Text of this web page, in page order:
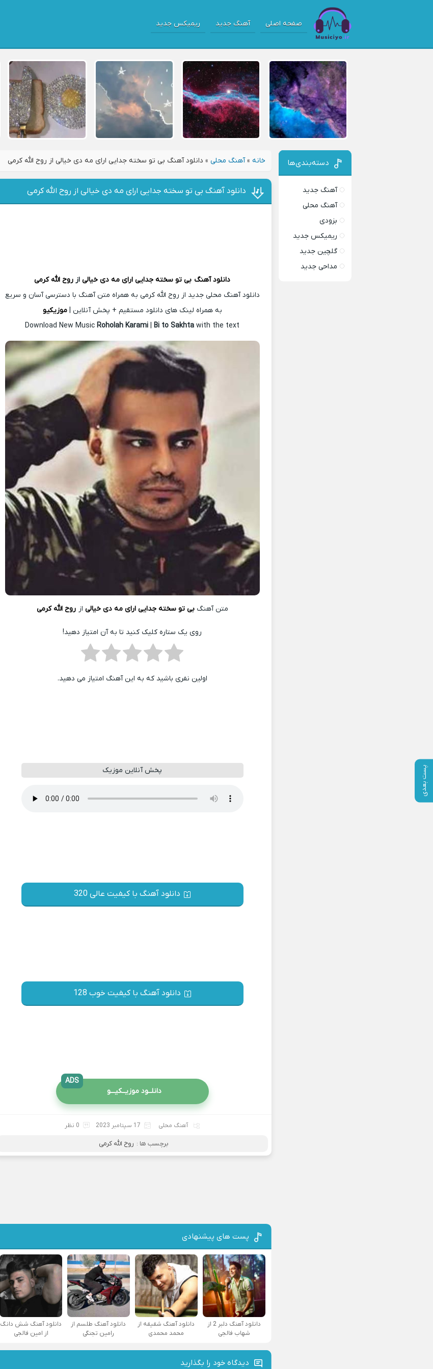
صفحه اصلی آهنگ جدید ریمیکس جدید
خانه »آهنگ محلی » دانلود آهنگ بی تو سخته جدایی ارای مه دی خیالی از روح الله کرمی
پست بعدی
دانلود آهنگ بی تو سخته جدایی ارای مه دی خیالی از روح الله کرمی
دانلود آهنگ بی تو سخته جدایی ارای مه دی خیالی از روح الله کرمی
دانلود آهنگ محلی جدید از روح الله کرمی به همراه متن آهنگ با دسترسی آسان و سریع
به همراه لینک های دانلود مستقیم + پخش آنلاین |موزیکیو
Download New MusicRoholah Karami |Bi to Sakhtawith the text
متن آهنگبی تو سخته جدایی ارای مه دی خیالی از روح الله کرمی
روی یک ستاره کلیک کنید تا به آن امتیاز دهید!
اولین نفری باشید که به این آهنگ امتیاز می دهید.
پخش آنلاین موزیک
دانلود آهنگ با کیفیت عالی 320
دانلود آهنگ با کیفیت خوب 128
دانلــود موزیــکیـــو
ADS
آهنگ محلی 17 سپتامبر 2023 0 نظر
برچسب ها : روح الله کرمی
پست های پیشنهادی
دانلود آهنگ دلبر 2 از
شهاب فالجی
دانلود آهنگ شقیقه از
محمد محمدی
دانلود آهنگ طلسم از
رامین تجنگی
دانلود آهنگ شش دانگ
از امین فالجی
دیدگاه خود را بگذارید
دسته‌بندی‌ها
آهنگ جدید
آهنگ محلی
بزودی
ریمیکس جدید
گلچین جدید
مداحی جدید